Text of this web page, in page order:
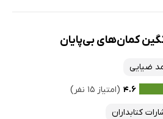
کمان‌های بی‌پایان
ضیایی
۴.۶ (امتیاز ۱۵ نفر)
کتابداران